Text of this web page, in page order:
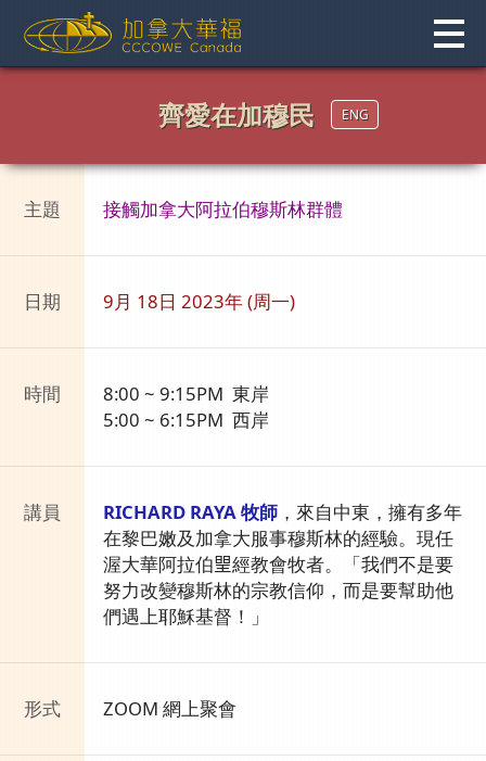
content
齊愛在加穆民 ENG
主題 接觸加拿大阿拉伯穆斯林群體
日期 9月 18日 2023年 (周一)
時間
8:00 ~ 9:15PM 東岸
5:00 ~ 6:15PM 西岸
講員 RICHARD RAYA 牧師，來自中東，擁有多年
在黎巴嫩及加拿大服事穆斯林的經驗。現任
渥大華阿拉伯𤦉經教會牧者。「我們不是要
努力改變穆斯林的宗教信仰，而是要幫助他
們遇上耶穌基督！」
形式 ZOOM 網上聚會